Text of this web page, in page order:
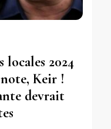
locales 2024
Keir !
devrait